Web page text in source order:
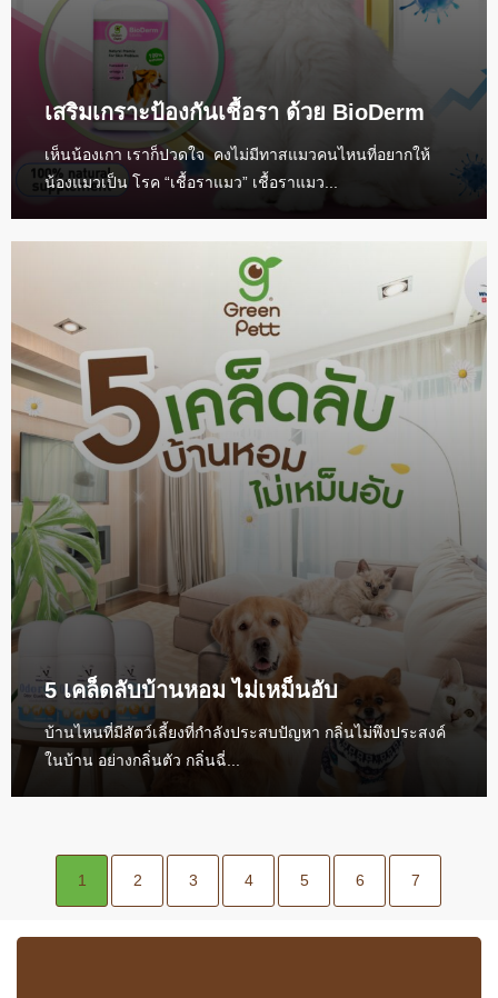
เสริมเกราะป้องกันเชื้อรา ด้วย BioDerm
เห็นน้องเกา เราก็ปวดใจ คงไม่มีทาสแมวคนไหนที่อยากให้
น้องแมวเป็น โรค “เชื้อราแมว” เชื้อราแมว...
5 เคล็ดลับบ้านหอม ไม่เหม็นอับ
บ้านไหนที่มีสัตว์เลี้ยงที่กำลังประสบปัญหา กลิ่นไม่พึงประสงค์
ในบ้าน อย่างกลิ่นตัว กลิ่นฉี่...
1 2 3 4 5 6 7